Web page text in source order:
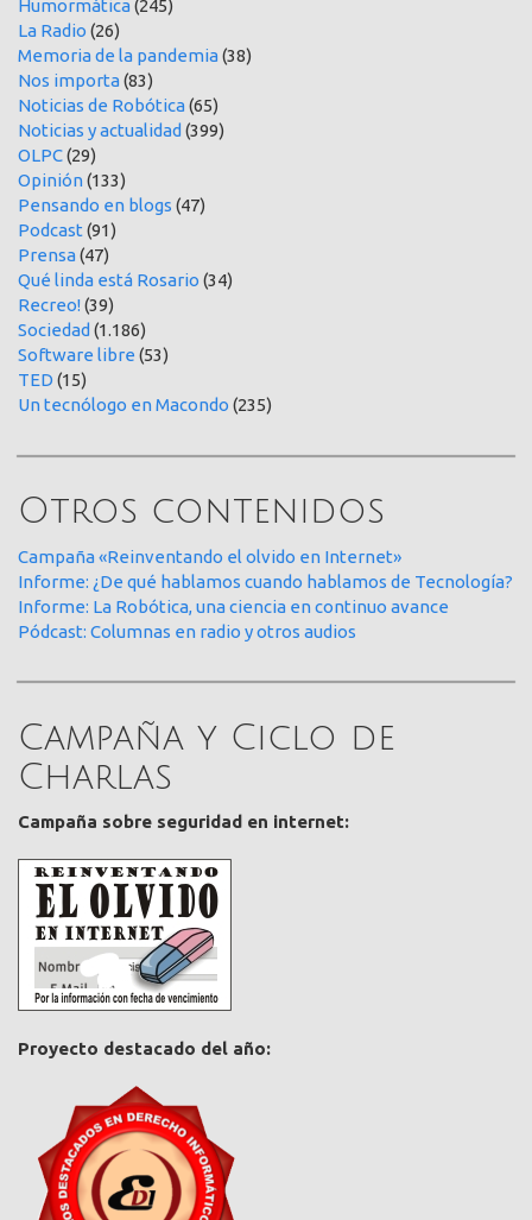
Humormática(245)
La Radio (26)
Memoria de la pandemia(38)
Nos importa(83)
Noticias de Robótica(65)
Noticias y actualidad (399)
OLPC(29)
Opinión(133)
Pensando en blogs (47)
Podcast (91)
Prensa(47)
Qué linda está Rosario (34)
Recreo!(39)
Sociedad (1.186)
Software libre (53)
TED (15)
Un tecnólogo en Macondo (235)
Otros contenidos
Campaña «Reinventando el olvido en Internet»
Informe: ¿De qué hablamos cuando hablamos de Tecnología?
Informe: La Robótica, una ciencia en continuo avance
Pódcast: Columnas en radio y otros audios
Campaña y Ciclo de
Charlas
Campaña sobre seguridad en internet:
Proyecto destacado del año: